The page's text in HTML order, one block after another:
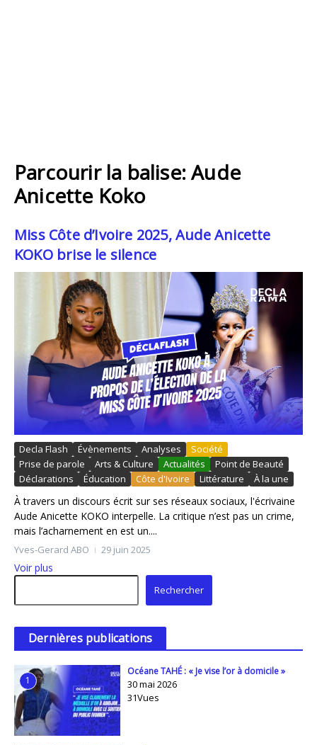
Parcourir la balise: Aude
Anicette Koko
Miss Côte d’Ivoire 2025, Aude Anicette
KOKO brise le silence
Decla Flash Évènements Analyses
Société
Prise de parole
Arts & Culture Actualités
Point de Beauté
Déclarations
Éducation Côte d'Ivoire Littérature À la une
À travers un discours écrit sur ses réseaux sociaux, l'écrivaine
Aude Anicette KOKO interpelle. La critique n’est pas un crime,
mais l’acharnement en est un....
Yves-Gerard ABO 29 juin 2025
Voir plus
Rechercher
Rechercher
Dernières publications
1
Océane TAHÉ : « Je vise l’or à domicile »
30 mai 2026
31Vues